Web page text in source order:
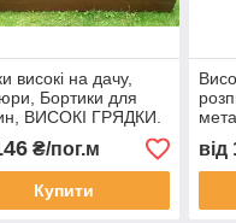
високі на дачу,
Бортики для
ВИСОКІ ГРЯДКИ.
₴/пог.м
Купити
від